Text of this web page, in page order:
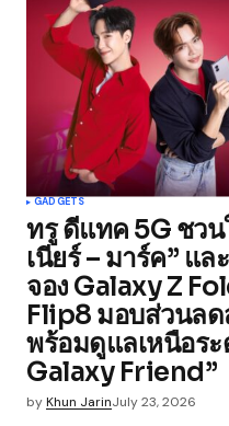
GADGETS
ทรู ดีแทค 5G ชวน
เนียร์ – มาร์ค” แ
จอง Galaxy Z
Flip8 มอบส่วนล
พร้อมดูแลเหนือร
Galaxy Friend”
byKhun JarinJuly 23, 2026